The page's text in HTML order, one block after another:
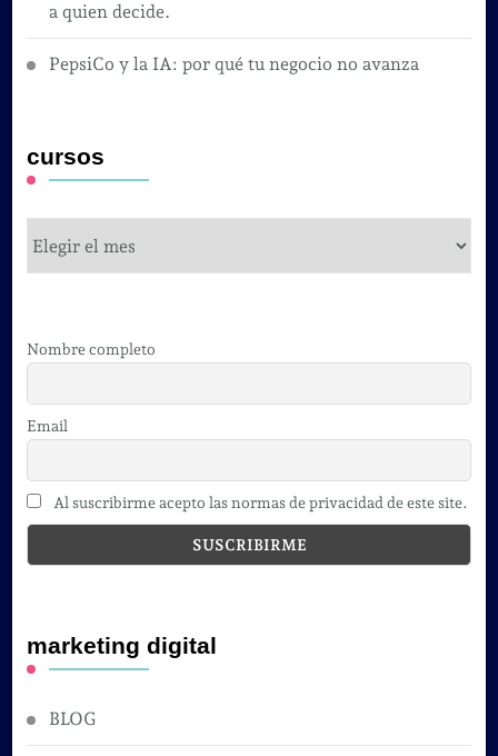
a quien decide.
PepsiCo y la IA: por qué tu negocio no avanza
cursos
Nombre completo
Email
Al suscribirme acepto las normas de privacidad de este site.
marketing digital
BLOG